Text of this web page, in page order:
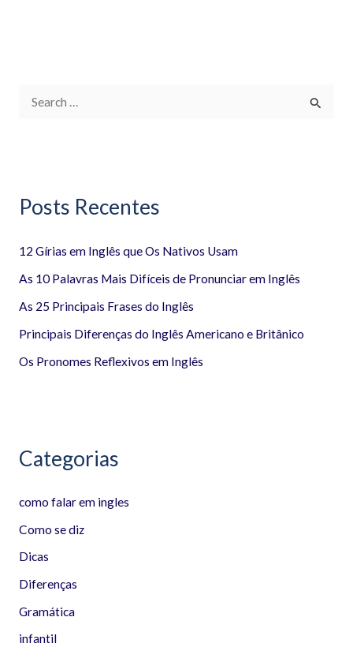
u
s
a
r
Posts Recentes
12 Gírias em Inglês que Os Nativos Usam
As 10 Palavras Mais Difíceis de Pronunciar em Inglês
As 25 Principais Frases do Inglês
Principais Diferenças do Inglês Americano e Britânico
Os Pronomes Reflexivos em Inglês
Categorias
como falar em ingles
Como se diz
Dicas
Diferenças
Gramática
infantil